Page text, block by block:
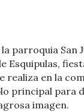
parroquia San
en la
principal para
imagen.